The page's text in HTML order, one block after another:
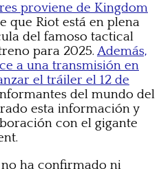
proviene de Kingdom
que Riot está en plena
del famoso tactical
para 2025. Además,
a una transmisión en
el tráiler el 12 de
del mundo del
esta información y
con el gigante
ha confirmado ni